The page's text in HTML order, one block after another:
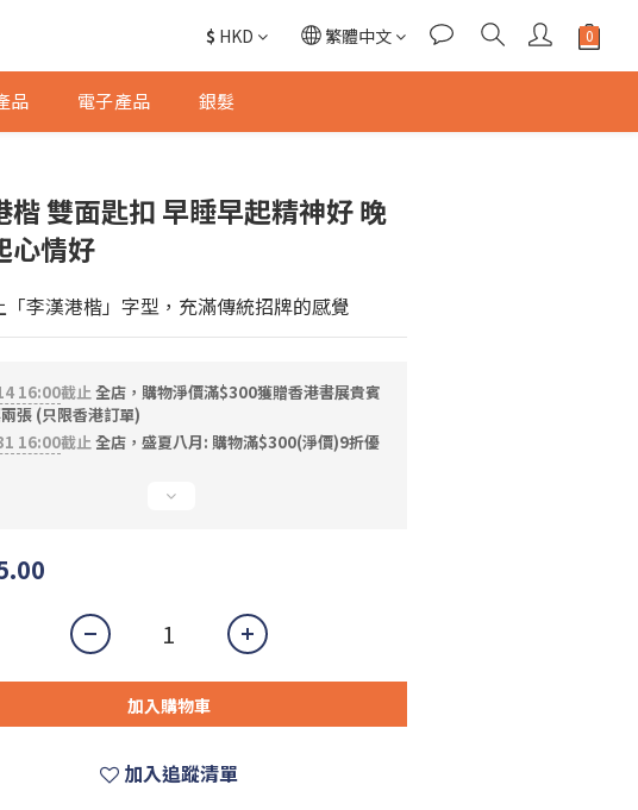
$ HKD 繁體中文
品 電子產品 銀髮
楷 雙面匙扣 早睡早起精神好 晚
心情好
「李漢港楷」字型，充滿傳統招牌的感覺
16:00截止全店，購物淨價滿$300獲贈香港書展貴賓
張 (只限香港訂單)
16:00截止全店，盛夏八月: 購物滿$300(淨價)9折優
加入購物車
加入追蹤清單